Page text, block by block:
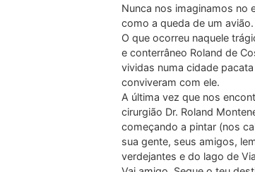
Nunca nos imaginamos no
como a queda de um avião.
O que ocorreu naquele
e conterrâneo Roland de
vividas numa cidade
conviveram com ele.
A última vez que nos
cirurgião Dr. Roland
começando a pintar (nos
sua gente, seus amigos,
verdejantes e do lago de